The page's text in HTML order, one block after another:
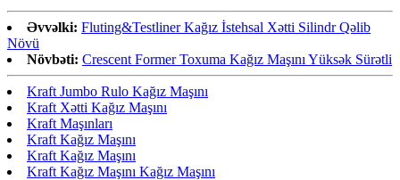
Əvvəlki: Fluting&Testliner Kağız İstehsal Xətti Silindr Qəlib
Növü
Növbəti: Crescent Former Toxuma Kağız Maşını Yüksək Sürətli
Kraft Jumbo Rulo Kağız Maşını
Kraft Xətti Kağız Maşını
Kraft Maşınları
Kraft Kağız Maşını
Kraft Kağız Maşını
Kraft Kağız Maşını Kağız Maşını